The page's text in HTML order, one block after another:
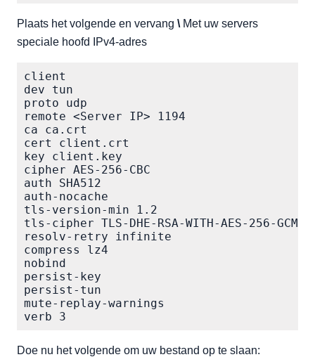
Plaats het volgende en vervang \ Met uw servers
speciale hoofd IPv4-adres
client
dev tun
proto udp
remote <Server IP> 1194
ca ca.crt
cert client.crt
key client.key
cipher AES-256-CBC
auth SHA512
auth-nocache
tls-version-min 1.2
tls-cipher TLS-DHE-RSA-WITH-AES-256-GCM-
resolv-retry infinite
compress lz4
nobind
persist-key
persist-tun
mute-replay-warnings
verb 3
Doe nu het volgende om uw bestand op te slaan: